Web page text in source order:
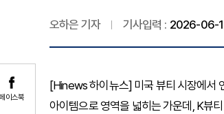
이스북
오하은 기자 기사입력 : 2026-06-
[Hinews 하이뉴스] 미국 뷰티 시장에서
아이템으로 영역을 넓히는 가운데, K뷰